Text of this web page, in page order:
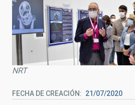
navegación
NRT
FECHA DE CREACIÓN 21/07/2020